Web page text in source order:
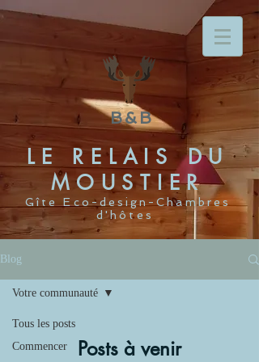
B&B
LE RELAIS DU
MOUSTIER
Gîte Eco-design-Chambres
d'hôtes
Blog
Tous les posts
Commencer
Votre communauté
Posts à venir